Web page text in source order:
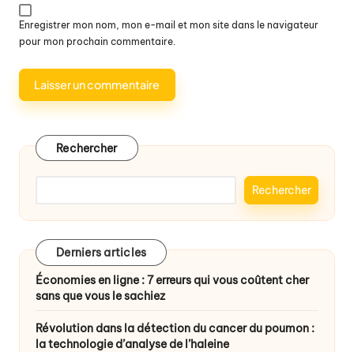
Enregistrer mon nom, mon e-mail et mon site dans le navigateur
pour mon prochain commentaire.
Rechercher
Rechercher
Derniers articles
Économies en ligne : 7 erreurs qui vous coûtent cher
sans que vous le sachiez
Révolution dans la détection du cancer du poumon :
la technologie d’analyse de l’haleine